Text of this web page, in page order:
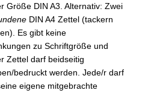
Größe DIN A3. Alternativ: Zwei
DIN A4 Zettel (tackern
Es gibt keine
zu Schriftgröße und
Zettel darf beidseitig
bedruckt werden. Jede/r darf
eigene mitgebrachte